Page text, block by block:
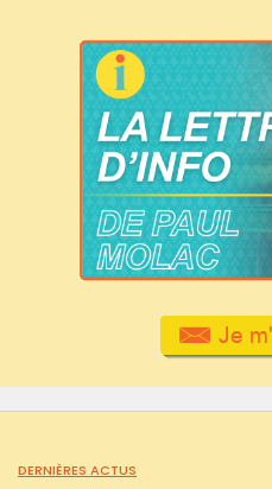
DERNIÈRES ACTUS